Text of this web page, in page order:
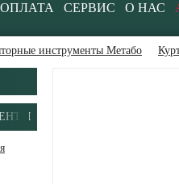
СЕРВИС О НАС
инструменты Метабо